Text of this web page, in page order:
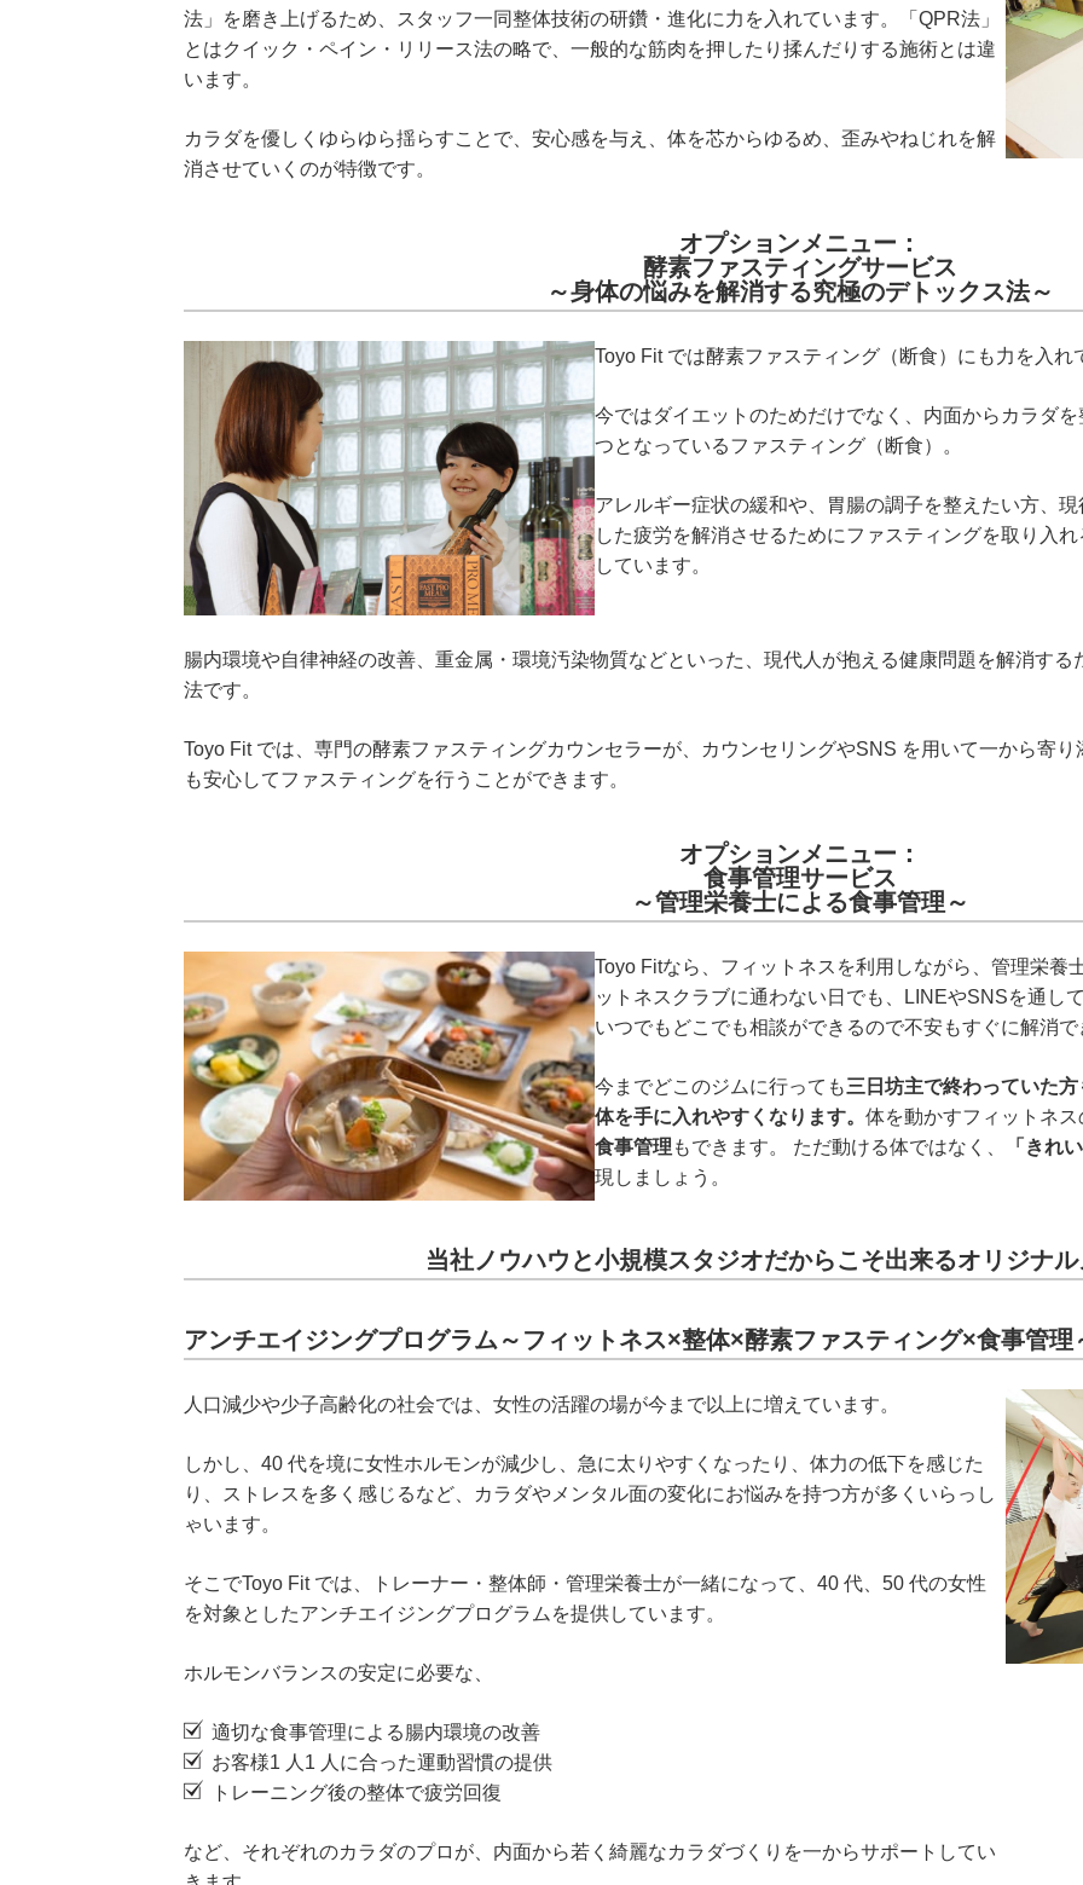
法」を磨き上げるため、スタッフ一同整体技術の研鑽・進化に力を入れています。「QPR法」
とはクイック・ペイン・リリース法の略で、一般的な筋肉を押したり揉んだりする施術とは違
います。
カラダを優しくゆらゆら揺らすことで、安心感を与え、体を芯からゆるめ、歪みやねじれを解
消させていくのが特徴です。
オプションメニュー：
酵素ファスティングサービス
～身体の悩みを解消する究極のデトックス法～
Toyo Fit では酵素ファスティング（断食）にも力を入れ
今ではダイエットのためだけでなく、内面からカラダ
つとなっているファスティング（断食）。
アレルギー症状の緩和や、胃腸の調子を整えたい方、
した疲労を解消させるためにファスティングを取り入
しています。
腸内環境や自律神経の改善、重金属・環境汚染物質などといった、現代人が抱える健康問題を解消す
法です。
Toyo Fit では、専門の酵素ファスティングカウンセラーが、カウンセリングやSNS を用いて一から寄
も安心してファスティングを行うことができます。
オプションメニュー：
食事管理サービス
～管理栄養士による食事管理～
Toyo Fitなら、フィットネスを利用しながら、管理栄養
ットネスクラブに通わない日でも、LINEやSNSを通し
いつでもどこでも相談ができるので不安もすぐに解消
今までどこのジムに行っても三日坊主で終わっていた
体を手に入れやすくなります。 体を動かすフィットネ
食事管理 もできます。 ただ動ける体ではなく、
「きれ
現しましょう。
当社ノウハウと小規模スタジオだからこそ出来るオリジナ
アンチエイジングプログラム ～フィットネス×整体×酵素ファスティング×食事管理
人口減少や少子高齢化の社会では、女性の活躍の場が今まで以上に増えています。
しかし、40 代を境に女性ホルモンが減少し、急に太りやすくなったり、体力の低下を感じた
り、ストレスを多く感じるなど、カラダやメンタル面の変化にお悩みを持つ方が多くいらっし
ゃいます。
そこでToyo Fit では、トレーナー・整体師・管理栄養士が一緒になって、40 代、50 代の女性
を対象としたアンチエイジングプログラムを提供しています。
ホルモンバランスの安定に必要な、
適切な食事管理による腸内環境の改善
お客様1 人1 人に合った運動習慣の提供
トレーニング後の整体で疲労回復
など、それぞれのカラダのプロが、内面から若く綺麗なカラダづくりを一からサポートしてい